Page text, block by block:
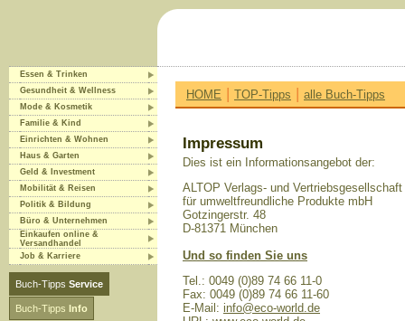
Essen & Trinken
Gesundheit & Wellness
Mode & Kosmetik
Familie & Kind
Einrichten & Wohnen
Haus & Garten
Geld & Investment
Mobilität & Reisen
Politik & Bildung
Büro & Unternehmen
Einkaufen online &
Versandhandel
Job & Karriere
Buch-Tipps Service
Buch-Tipps Info
HOME | TOP-Tipps | alle Buch-Tipps
Impressum
Dies ist ein Informationsangebot der:
ALTOP Verlags- und Vertriebsgesellschaft
für umweltfreundliche Produkte mbH
Gotzingerstr. 48
D-81371 München
Und so finden Sie uns
Tel.: 0049 (0)89 74 66 11-0
Fax: 0049 (0)89 74 66 11-60
E-Mail: info@eco-world.de